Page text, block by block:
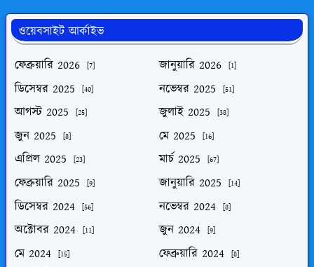
ওয়েবসাইট আর্কাইভ
ফেব্রুয়ারি 2026
[7] জানুয়ারি 2026 [1]
ডিসেম্বর 2025 [40] নভেম্বর 2025 [51]
আগস্ট 2025 [25] জুলাই 2025 [38]
জুন 2025 [8] মে 2025 [16]
এপ্রিল 2025 [23] মার্চ 2025 [67]
ফেব্রুয়ারি 2025 [9] জানুয়ারি 2025 [14]
ডিসেম্বর 2024 [56] নভেম্বর 2024 [8]
অক্টোবর 2024 [11] জুন 2024 [9]
মে 2024 [15] ফেব্রুয়ারি 2024 [8]